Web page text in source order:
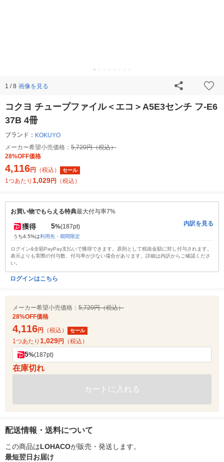
1 / 8 画像を見る
コクヨ チューブファイル＜エコ＞A5E3センチ フ-E6
37B 4冊
ブランド： KOKUYO
メーカー希望小売価格： 5,720円（税込）
28%OFF価格
4,116円 （税込） セール
1つあたり 1,029円 （税込）
お買い物でもらえる特典最大付与率7%
獲得 5%(187pt)
うち4.5%は利用先・期間限定
内訳を見る
ログイン&全額PayPay支払いで獲得できます。原則として税抜金額に対し付与されます。
表示よりも実際の付与数、付与率が少ない場合があります。詳細は内訳からご確認くださ
い。
ログインはこちら
メーカー希望小売価格： 5,720円（税込）
28%OFF価格
4,116円 （税込） セール
1つあたり 1,029円 （税込）
5%(187pt)
在庫切れ
カートに入れる
配送情報・送料について
この商品はLOHACOが販売・発送します。
最短翌日お届け